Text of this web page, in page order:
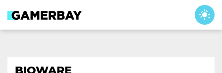
content
BIOWARE